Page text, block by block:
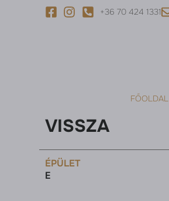
+36 70 424 1331
FŐOLDAL
VISSZA
ÉPÜLET
E